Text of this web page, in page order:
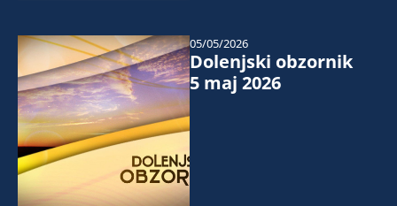
Dolenjski obzornik
5 maj 2026
05/05/2026